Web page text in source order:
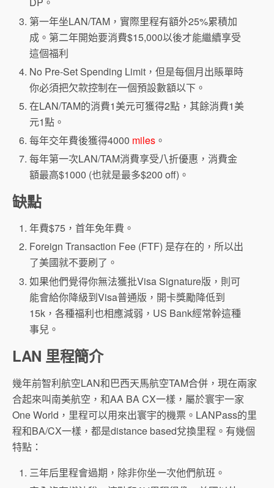
第一年坐LAN/TAM，實際里程有額外25%累積加
成。第二年開始要消費$15,000以後才能繼續享受
這個福利
No Pre-Set Spending Limit，但是每個月出賬單時
你必須把欠款控制在一個預設數額以下。
在LAN/TAM的消費1美元可獲得2點，其餘消費1美
元1點。
每年交年費後獲得4000 miles 。
每年第一次LAN/TAM消費享受八折優惠，消費金
額最高$1000 (也就是最多$200 off)。
缺點
年費$75，首年免年費。
Foreign Transaction Fee (FTF) 是存在的，所以出
了美國就不要刷了。
如果他們覺得你無法獲批Visa Signature版，則可
能會給你降級到Visa普通版，開卡獎勵降低到
15k，各種福利也相應減弱，US Bank經常幹這種
事兒。
LAN 里程簡介
幾年前智利航空LAN和巴西天馬航空TAM合併，現在兩家
合起來叫南美航空，和AA BA CX一樣，屬於寰宇一家
One World，里程可以用來出寰宇的機票。LANPass的里
程和BA/CX一樣，都是distance based兌換里程。有幾個
特點：
三年后里程會過期，除非你坐一次他們航班。